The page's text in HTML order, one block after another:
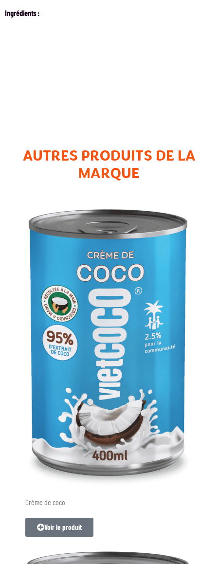
Ingrédients :
AUTRES PRODUITS DE LA
MARQUE
Crème de coco
Voir le produit